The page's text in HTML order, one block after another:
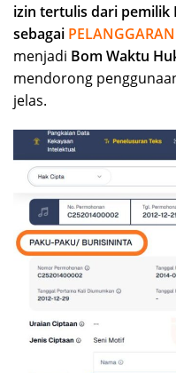
izin tertulis dari pemilik
sebagai
menjadi Bom Waktu
mendorong
jelas.